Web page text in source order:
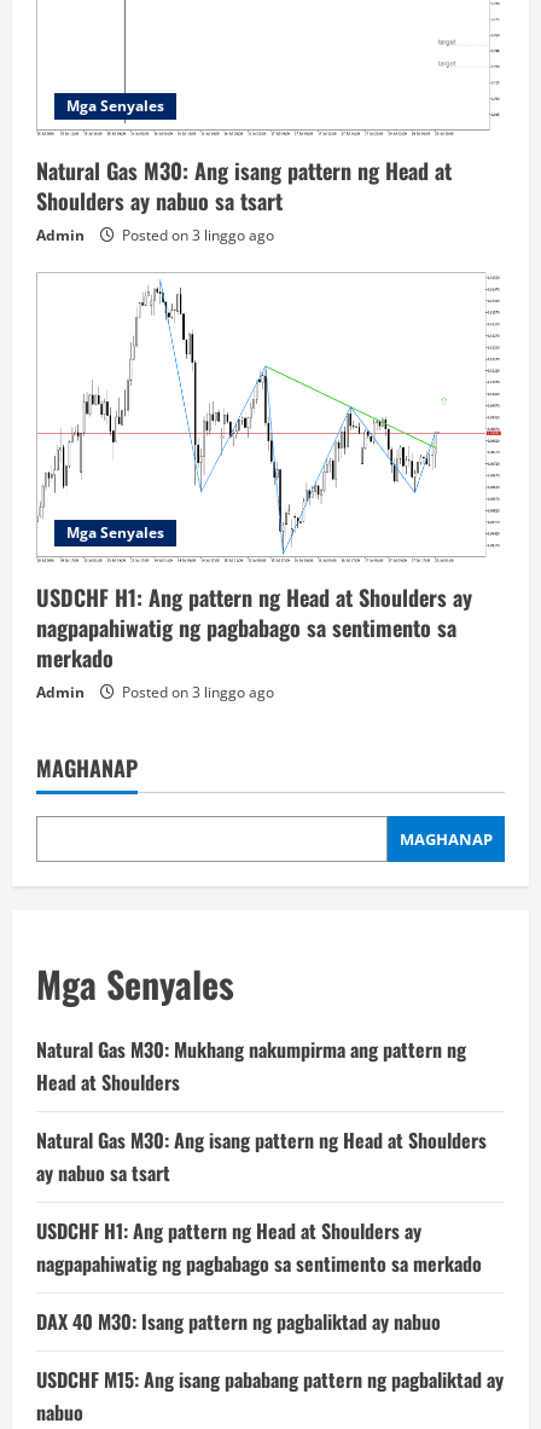
Mga Senyales
Natural Gas M30: Ang isang pattern ng Head at
Shoulders ay nabuo sa tsart
Admin Posted on 3 linggo ago
Mga Senyales
USDCHF H1: Ang pattern ng Head at Shoulders ay
nagpapahiwatig ng pagbabago sa sentimento sa
merkado
Admin Posted on 3 linggo ago
MAGHANAP
MAGHANAP
Mga Senyales
Natural Gas M30: Mukhang nakumpirma ang pattern ng
Head at Shoulders
Natural Gas M30: Ang isang pattern ng Head at Shoulders
ay nabuo sa tsart
USDCHF H1: Ang pattern ng Head at Shoulders ay
nagpapahiwatig ng pagbabago sa sentimento sa merkado
DAX 40 M30: Isang pattern ng pagbaliktad ay nabuo
USDCHF M15: Ang isang pababang pattern ng pagbaliktad ay
nabuo